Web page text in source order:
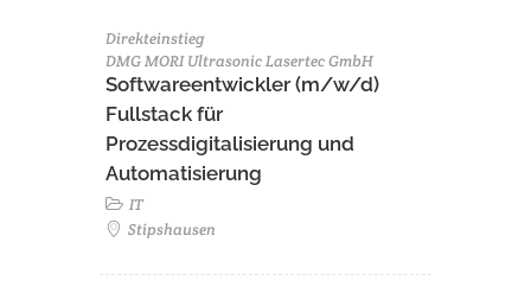
Direkteinstieg
DMG MORI Ultrasonic Lasertec GmbH
Softwareentwickler (m/w/d)
Fullstack für
Prozessdigitalisierung und
Automatisierung
IT
Stipshausen